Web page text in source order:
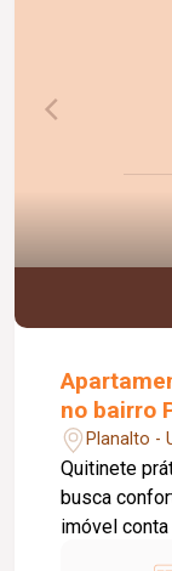
no bairro
Planalto -
Quitinete
busca
imóvel